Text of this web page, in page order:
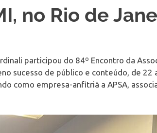
no Rio de
participou do 84º Encontro da
sucesso de público e conteúdo, de 22
como empresa-anfitriã a APSA,